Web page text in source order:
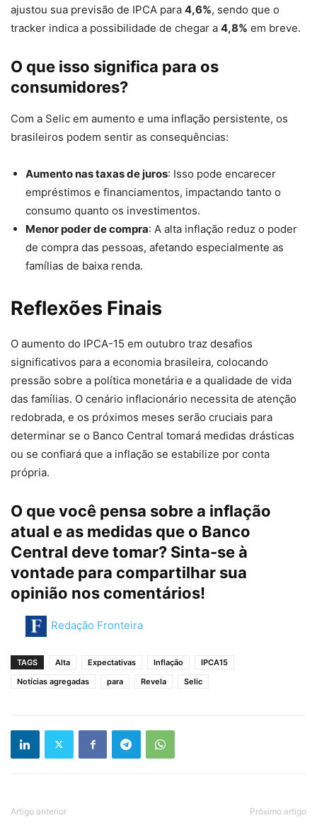
ajustou sua previsão de IPCA para 4,6%, sendo que o
tracker indica a possibilidade de chegar a 4,8% em breve.
O que isso significa para os
consumidores?
Com a Selic em aumento e uma inflação persistente, os
brasileiros podem sentir as consequências:
Aumento nas taxas de juros: Isso pode encarecer
empréstimos e financiamentos, impactando tanto o
consumo quanto os investimentos.
Menor poder de compra: A alta inflação reduz o poder
de compra das pessoas, afetando especialmente as
famílias de baixa renda.
Reflexões Finais
O aumento do IPCA-15 em outubro traz desafios
significativos para a economia brasileira, colocando
pressão sobre a política monetária e a qualidade de vida
das famílias. O cenário inflacionário necessita de atenção
redobrada, e os próximos meses serão cruciais para
determinar se o Banco Central tomará medidas drásticas
ou se confiará que a inflação se estabilize por conta
própria.
O que você pensa sobre a inflação
atual e as medidas que o Banco
Central deve tomar? Sinta-se à
vontade para compartilhar sua
opinião nos comentários!
Redação Fronteira
TAGS Alta Expectativas Inflação
IPCA15
Notícias agregadas
para Revela Selic
Artigo anterior Próximo artigo